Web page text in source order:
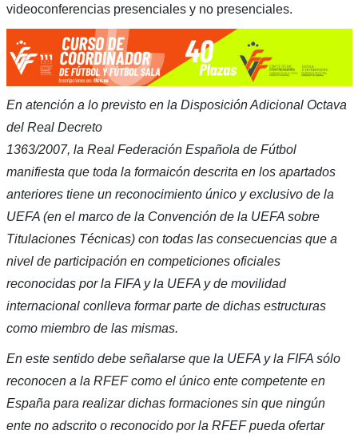
videoconferencias presenciales y no presenciales.
En atención a lo previsto en la Disposición Adicional Octava
del Real Decreto
1363/2007, la Real Federación Española de Fútbol
manifiesta que toda la formaicón descrita en los apartados
anteriores tiene un reconocimiento único y exclusivo de la
UEFA (en el marco de la Convención de la UEFA sobre
Titulaciones Técnicas) con todas las consecuencias que a
nivel de participación en competiciones oficiales
reconocidas por la FIFA y la UEFA y de movilidad
internacional conlleva formar parte de dichas estructuras
como miembro de las mismas.
En este sentido debe señalarse que la UEFA y la FIFA sólo
reconocen a la RFEF como el único ente competente en
España para realizar dichas formaciones sin que ningún
ente no adscrito o reconocido por la RFEF pueda ofertar